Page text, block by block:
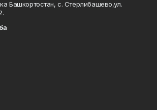
Башкортостан, c. Стерлибашево,ул.